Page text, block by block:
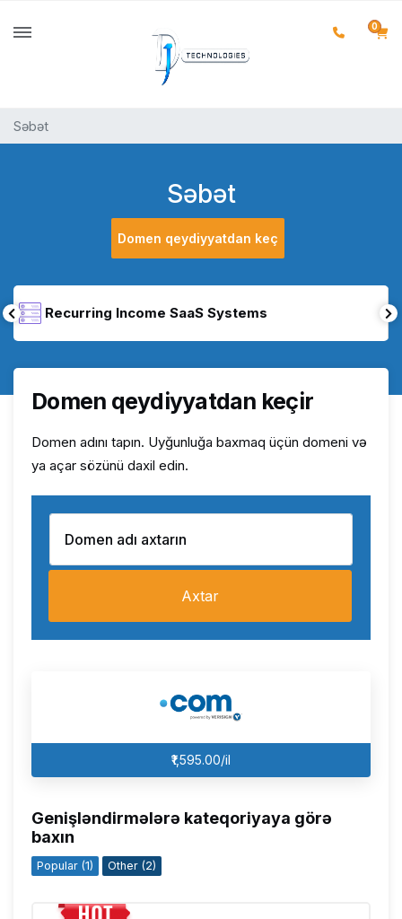
0
Səbət
Səbət
Domen qeydiyyatdan keç
Recurring Income SaaS Systems
Domen qeydiyyatdan keçir
Domen adını tapın. Uyğunluğa baxmaq üçün domeni və
ya açar sözünü daxil edin.
Axtar
₹1,595.00/il
Genişləndirmələrə kateqoriyaya görə
baxın
Popular (1) Other (2)